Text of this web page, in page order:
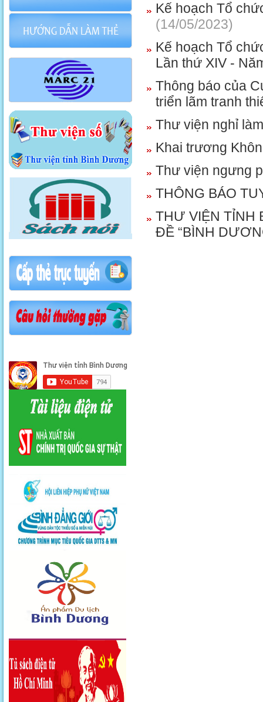
Kế hoạch Tổ
(14/05/2023)
Kế hoạch Tổ
Lần thứ XIV -
Thông báo của
triển lãm tranh
Thư viện nghỉ
Khai trương
Thư viện ngưng
THÔNG BÁO
THƯ VIỆN TỈNH
ĐỀ “BÌNH